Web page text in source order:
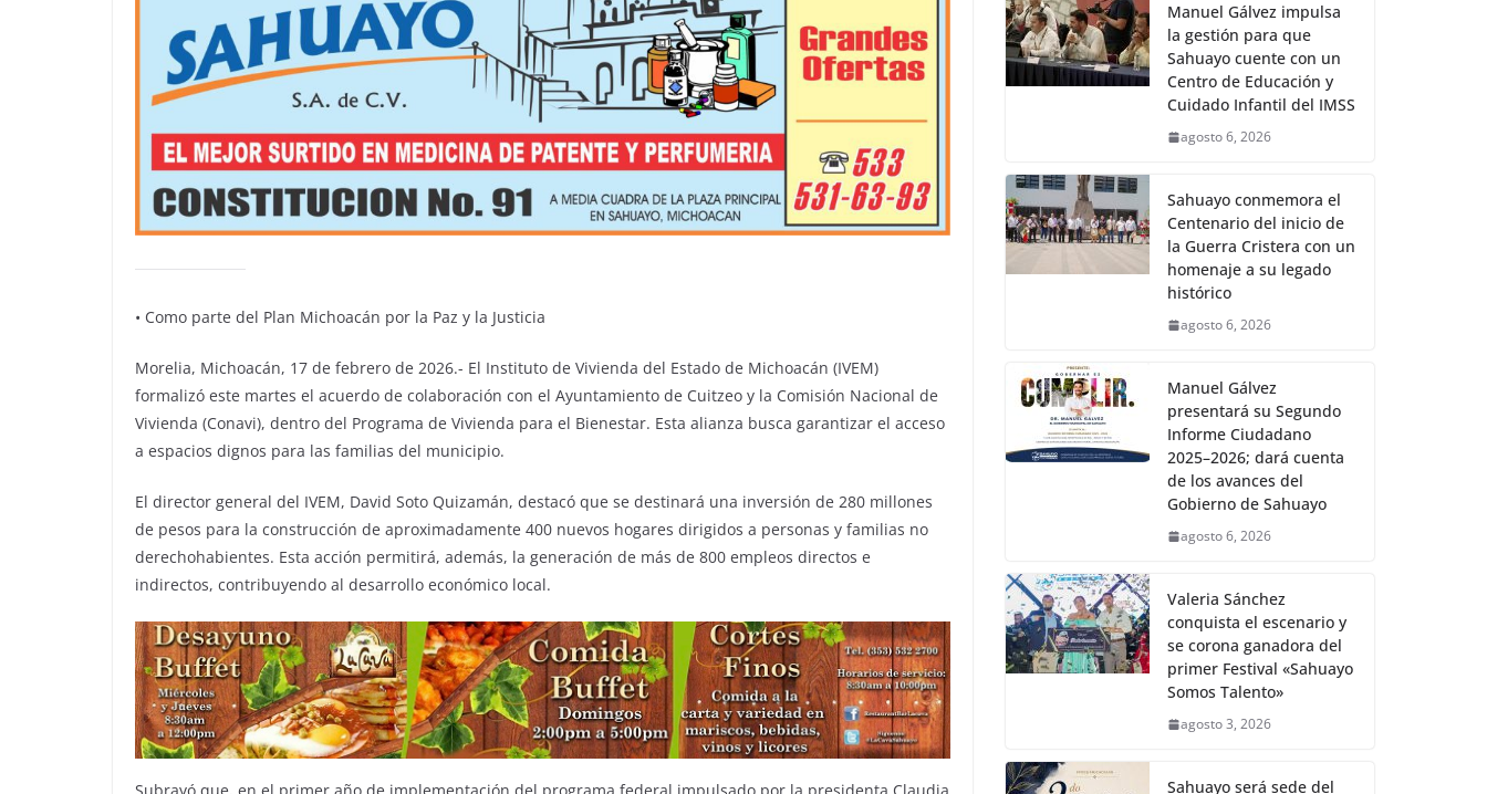
• ⁠Como parte del Plan Michoacán por la Paz y la Justicia
Morelia, Michoacán, 17 de febrero de 2026.- El Instituto de Vivienda del Estado de Michoacán (IVEM)
formalizó este martes el acuerdo de colaboración con el Ayuntamiento de Cuitzeo y la Comisión Nacional de
Vivienda (Conavi), dentro del Programa de Vivienda para el Bienestar. Esta alianza busca garantizar el acceso
a espacios dignos para las familias del municipio.
El director general del IVEM, David Soto Quizamán, destacó que se destinará una inversión de 280 millones
de pesos para la construcción de aproximadamente 400 nuevos hogares dirigidos a personas y familias no
derechohabientes. Esta acción permitirá, además, la generación de más de 800 empleos directos e
indirectos, contribuyendo al desarrollo económico local.
Manuel Gálvez impulsa
la gestión para que
Sahuayo cuente con un
Centro de Educación y
Cuidado Infantil del IMSS
agosto 6, 2026
Sahuayo conmemora el
Centenario del inicio de
la Guerra Cristera con un
homenaje a su legado
histórico
agosto 6, 2026
Manuel Gálvez
presentará su Segundo
Informe Ciudadano
2025–2026; dará cuenta
de los avances del
Gobierno de Sahuayo
agosto 6, 2026
Valeria Sánchez
conquista el escenario y
se corona ganadora del
primer Festival «Sahuayo
Somos Talento»
agosto 3, 2026
Sahuayo será sede del